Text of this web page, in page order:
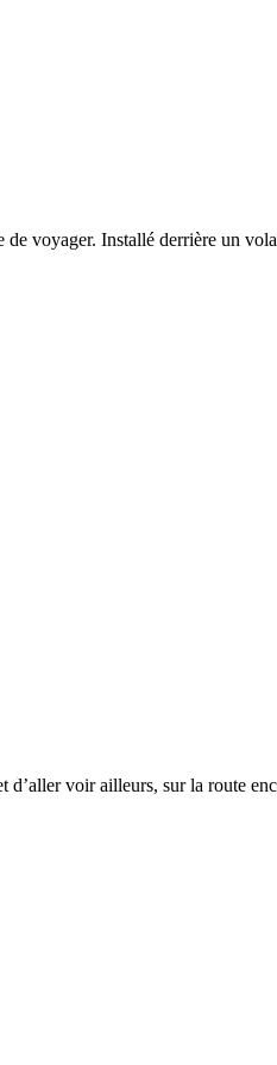
voyager. Installé derrière un
d’aller voir ailleurs, sur la route